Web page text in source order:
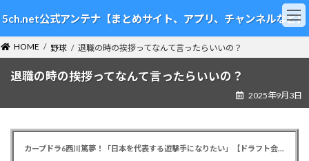
ン
テ
ン
ツ
ビ
ゲ
ー
シ
5ch.net公式アンテナ【まとめサイト、アプリ、チャンネルなど】
HOME 野球 退職の時の挨拶ってなんて言ったらいいの？
退職の時の挨拶ってなんて言ったらいいの？
2025年9月3日
カープドラ6西川篤夢！「日本を代表する遊撃手になりたい」【ドラフト会議2025】